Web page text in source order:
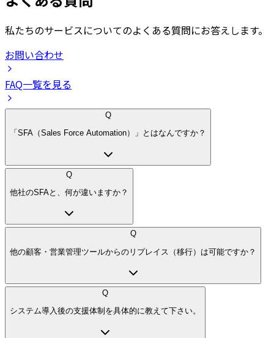
私たちのサービスについてのよくある質問にお答えします。
お問い合わせ
FAQ一覧を見る
Q
「SFA（Sales Force Automation）」とはなんですか？
Q
他社のSFAと、何が違いますか？
Q
他の顧客・営業管理ツールからのリプレイス（移行）は可能ですか？
Q
システム導入後の支援体制を具体的に教えて下さい。